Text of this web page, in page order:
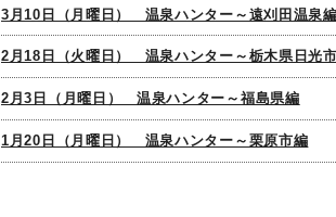
3月10日（月曜日） 温泉ハンター～遠刈田温泉編
2月18日（火曜日） 温泉ハンター～栃木県日光
2月3日（月曜日） 温泉ハンター～福島県編
1月20日（月曜日） 温泉ハンター～栗原市編